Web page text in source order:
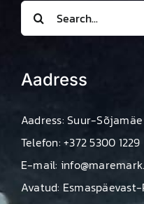
Search
for:
Aadress
Aadress: Suur-
Telefon: +372 5300 1229
E-mail:
Avatud: